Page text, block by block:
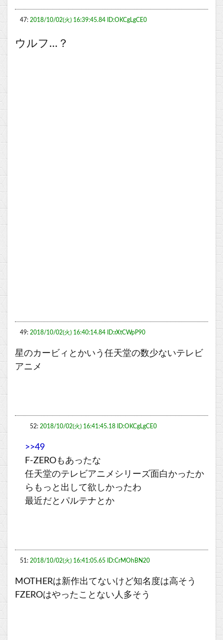
47: 2018/10/02(火) 16:39:45.84 ID:OKCgLgCE0
ウルフ…？
49: 2018/10/02(火) 16:40:14.84 ID:rXtCWpP90
星のカービィとかいう任天堂の数少ないテレビ
アニメ
52: 2018/10/02(火) 16:41:45.18 ID:OKCgLgCE0
>>49
F-ZEROもあったな
任天堂のテレビアニメシリーズ面白かったか
らもっと出して欲しかったわ
最近だとパルテナとか
51: 2018/10/02(火) 16:41:05.65 ID:CrMOhBN20
MOTHERは新作出てないけど知名度は高そう
FZEROはやったことない人多そう